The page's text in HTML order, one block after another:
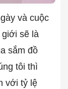
và cuộc
sẽ là
sắm đồ
tôi thì
với tỷ lệ